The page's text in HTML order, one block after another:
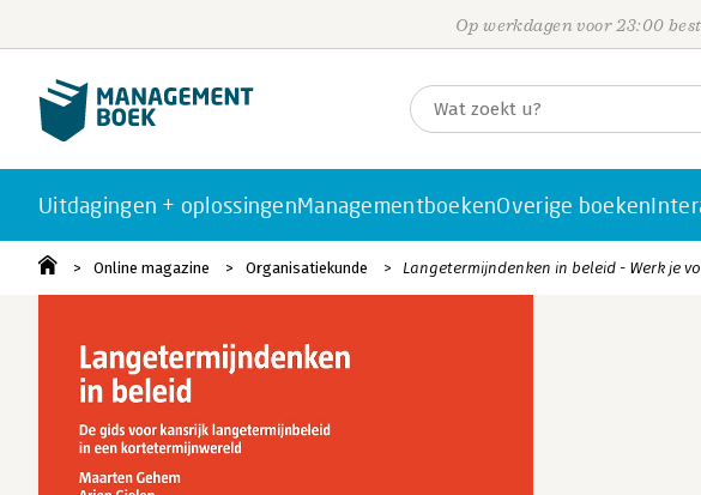
Op werkdagen voor 23:00
Uitdagingen + oplossingenManagementboekenOverige boeken
Online magazine Organisatiekunde Langetermijndenken in beleid - Werk je